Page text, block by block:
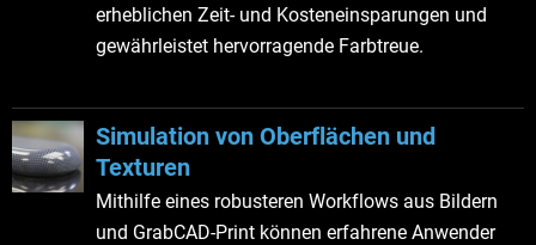
erheblichen Zeit- und Kosteneinsparungen und
gewährleistet hervorragende Farbtreue.
Simulation von Oberflächen und
Texturen
Mithilfe eines robusteren Workflows aus Bildern
und GrabCAD-Print können erfahrene Anwender